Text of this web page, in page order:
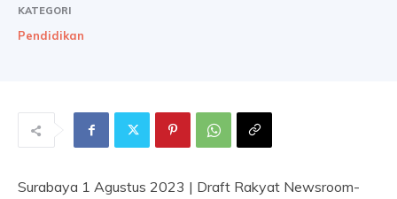
KATEGORI
Pendidikan
Surabaya 1 Agustus 2023 | Draft Rakyat Newsroom-